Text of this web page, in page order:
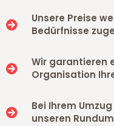
Unsere Preise
Bedürfnisse
Wir garantieren
Organisation
Bei Ihrem
unseren